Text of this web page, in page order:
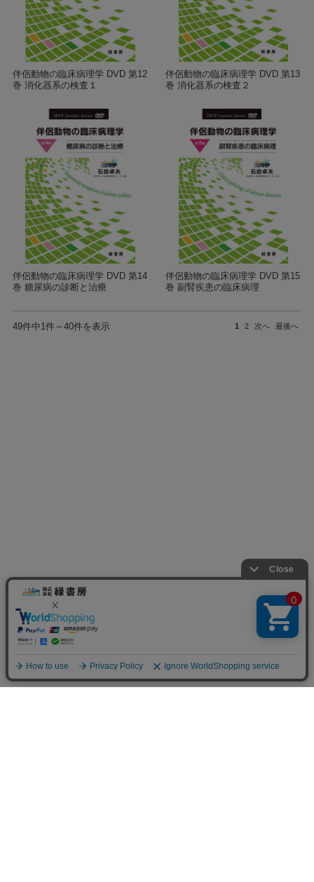
伴侶動物の臨床病理学 DVD 第12
巻 消化器系の検査１
伴侶動物の臨床病理学 DVD 第13
巻 消化器系の検査２
伴侶動物の臨床病理学 DVD 第14
巻 糖尿病の診断と治療
伴侶動物の臨床病理学 DVD 第15
巻 副腎疾患の臨床病理
49件中1件～40件を表示 1 2 次へ 最後へ